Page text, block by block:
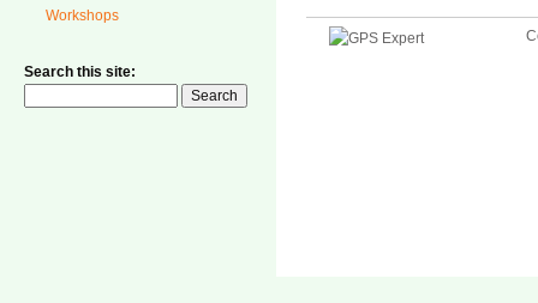
Workshops
Search this site: